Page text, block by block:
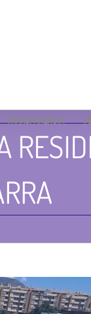
TRANSPARENCIA